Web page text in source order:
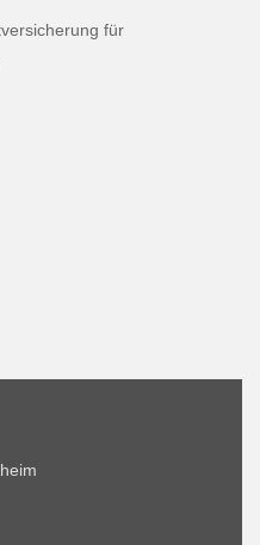
für